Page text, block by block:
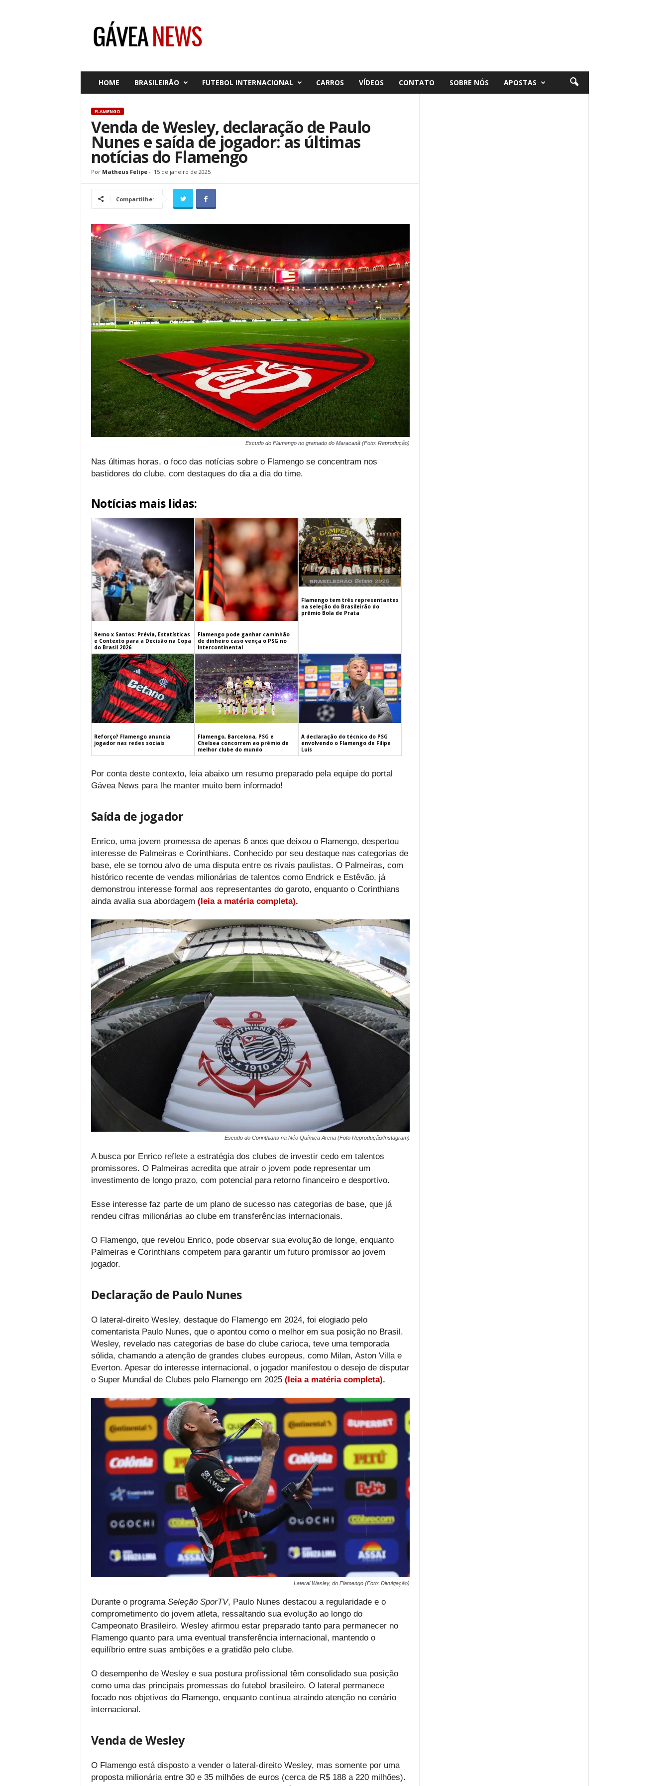
HOME BRASILEIRÃO FUTEBOL INTERNACIONAL CARROS VÍDEOS CONTATO SOBRE NÓS APOSTAS
FLAMENGO
Venda de Wesley, declaração de Paulo
Nunes e saída de jogador: as últimas
notícias do Flamengo
Por Matheus Felipe- 15 de janeiro de 2025
Compartilhe:
Escudo do Flamengo no gramado do Maracanã (Foto: Reprodução)
Nas últimas horas, o foco das notícias sobre o Flamengo se concentram nos
bastidores do clube, com destaques do dia a dia do time.
Notícias mais lidas:
Remo x Santos: Prévia, Estatísticas
e Contexto para a Decisão na Copa
do Brasil 2026
Flamengo pode ganhar caminhão
de dinheiro caso vença o PSG no
Intercontinental
Flamengo tem três representantes
na seleção do Brasileirão do
prêmio Bola de Prata
Reforço? Flamengo anuncia
jogador nas redes sociais
Flamengo, Barcelona, PSG e
Chelsea concorrem ao prêmio de
melhor clube do mundo
A declaração do técnico do PSG
envolvendo o Flamengo de Filipe
Luís
Por conta deste contexto, leia abaixo um resumo preparado pela equipe do portal
Gávea News para lhe manter muito bem informado!
Saída de jogador
Enrico, uma jovem promessa de apenas 6 anos que deixou o Flamengo, despertou
interesse de Palmeiras e Corinthians. Conhecido por seu destaque nas categorias de
base, ele se tornou alvo de uma disputa entre os rivais paulistas. O Palmeiras, com
histórico recente de vendas milionárias de talentos como Endrick e Estêvão, já
demonstrou interesse formal aos representantes do garoto, enquanto o Corinthians
ainda avalia sua abordagem (leia a matéria completa).
Escudo do Corinthians na Néo Química Arena (Foto Reprodução/Instagram)
A busca por Enrico reflete a estratégia dos clubes de investir cedo em talentos
promissores. O Palmeiras acredita que atrair o jovem pode representar um
investimento de longo prazo, com potencial para retorno financeiro e desportivo.
Esse interesse faz parte de um plano de sucesso nas categorias de base, que já
rendeu cifras milionárias ao clube em transferências internacionais.
O Flamengo, que revelou Enrico, pode observar sua evolução de longe, enquanto
Palmeiras e Corinthians competem para garantir um futuro promissor ao jovem
jogador.
Declaração de Paulo Nunes
O lateral-direito Wesley, destaque do Flamengo em 2024, foi elogiado pelo
comentarista Paulo Nunes, que o apontou como o melhor em sua posição no Brasil.
Wesley, revelado nas categorias de base do clube carioca, teve uma temporada
sólida, chamando a atenção de grandes clubes europeus, como Milan, Aston Villa e
Everton. Apesar do interesse internacional, o jogador manifestou o desejo de disputar
o Super Mundial de Clubes pelo Flamengo em 2025 (leia a matéria completa).
Lateral Wesley, do Flamengo (Foto: Divulgação)
Durante o programa Seleção SporTV, Paulo Nunes destacou a regularidade e o
comprometimento do jovem atleta, ressaltando sua evolução ao longo do
Campeonato Brasileiro. Wesley afirmou estar preparado tanto para permanecer no
Flamengo quanto para uma eventual transferência internacional, mantendo o
equilíbrio entre suas ambições e a gratidão pelo clube.
O desempenho de Wesley e sua postura profissional têm consolidado sua posição
como uma das principais promessas do futebol brasileiro. O lateral permanece
focado nos objetivos do Flamengo, enquanto continua atraindo atenção no cenário
internacional.
Venda de Wesley
O Flamengo está disposto a vender o lateral-direito Wesley, mas somente por uma
proposta milionária entre 30 e 35 milhões de euros (cerca de R$ 188 a 220 milhões).